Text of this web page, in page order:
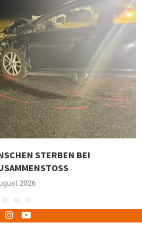
STERBEN BEI
2026